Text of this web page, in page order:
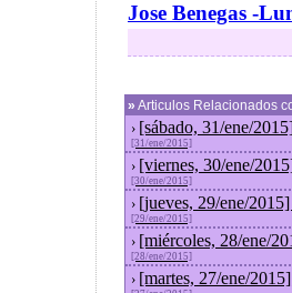
Jose Benegas -
» Articulos Relacionados
› [sábado, 31/ene/
[31/ene/2015]
› [viernes, 30/ene/
[30/ene/2015]
› [jueves, 29/ene/
[29/ene/2015]
› [miércoles, 28/ene/
[28/ene/2015]
› [martes, 27/ene/